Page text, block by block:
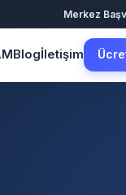
Merkez
Blogİletişim